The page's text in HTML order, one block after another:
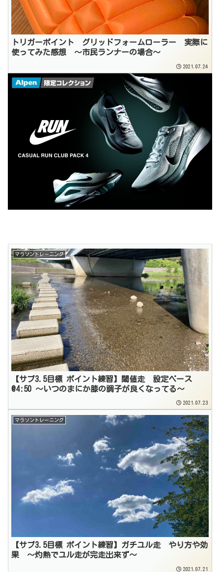
トリガーポイント グリッドフォームローラー 実際に
使ってみた感想 〜市民ランナーの場合〜
2021.07.24
マラソントレーニング
【サブ3.5目標 ポイント練習】閾値走 設定ペース
@4:50 〜いつのまにか膝の調子が良くなってる〜
2021.07.23
マラソントレーニング
【サブ3.5目標 ポイント練習】ガチユル走 やり方や効
果 〜灼熱でユル走が完走出来ず〜
2021.07.21